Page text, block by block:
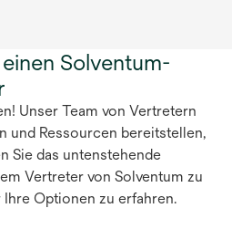
Solventum-
Unser Team von Vertretern
und Ressourcen bereitstellen,
Sie das untenstehende
Vertreter von Solventum zu
Optionen zu erfahren.